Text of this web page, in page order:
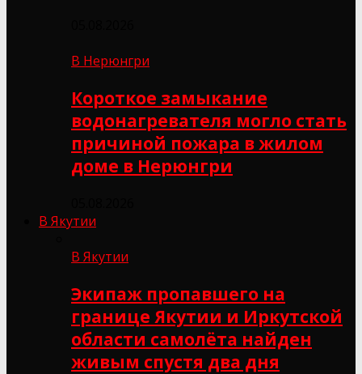
В Нерюнгри
Короткое замыкание
водонагревателя могло стать
причиной пожара в жилом
доме в Нерюнгри
В Якутии
В Якутии
Экипаж пропавшего на
границе Якутии и Иркутской
области самолёта найден
живым спустя два дня